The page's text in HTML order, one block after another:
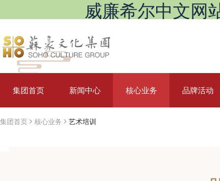
威廉希尔中文网
集团首页 新闻中心 核心业务 品牌活动
集团首页 核心业务 艺术培训